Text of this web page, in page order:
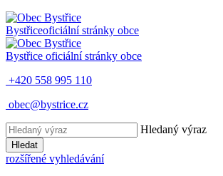
Bystřiceoficiální stránky obce
Bystřice oficiální stránky obce
+420 558 995 110
obec@bystrice.cz
Hledaný výraz
Hledat
rozšířené vyhledávání